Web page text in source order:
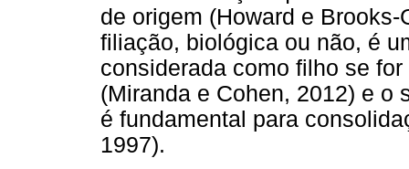
de origem (Howard e
filiação, biológica ou não, é
considerada como filho se
(Miranda e Cohen, 2012) e o
é fundamental para
1997).